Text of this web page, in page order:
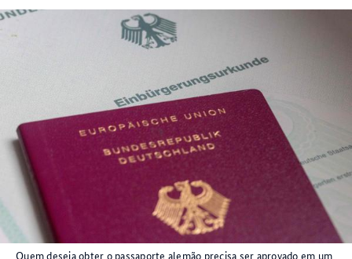
Quem deseja obter o passaporte alemão precisa ser aprovado em um